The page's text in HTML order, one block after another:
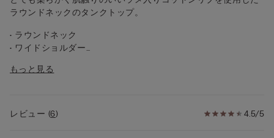
ラウンドネックのタンクトップ。
• ラウンドネック
• ワイドショルダー
• モデル身長：175cm、Sサイズを着用
もっと見る
4.5/5
レビュー (6)